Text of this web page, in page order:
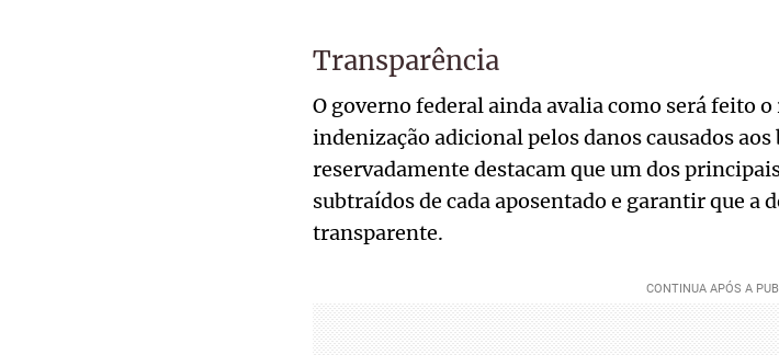
Transparência
O governo federal ainda avalia como será feito
indenização adicional pelos danos causados
reservadamente destacam que um dos
subtraídos de cada aposentado e garantir que a
transparente.